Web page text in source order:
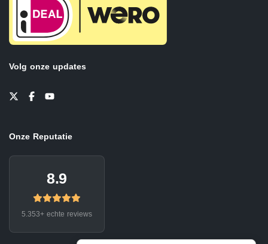
Volg onze updates
Onze Reputatie
8.9
5.353+ echte reviews